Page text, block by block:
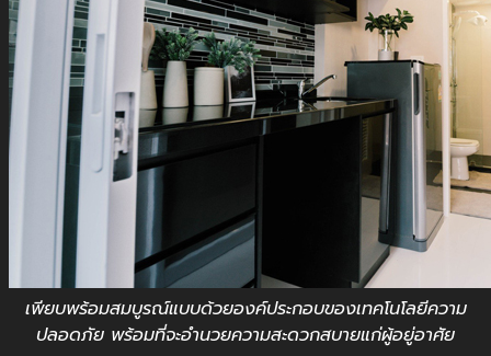
เพียบพร้อมสมบูรณ์แบบด้วยองค์ประกอบของเทคโนโลยีความ
ปลอดภัย พร้อมที่จะอำนวยความสะดวกสบายแก่ผู้อยู่อาศัย